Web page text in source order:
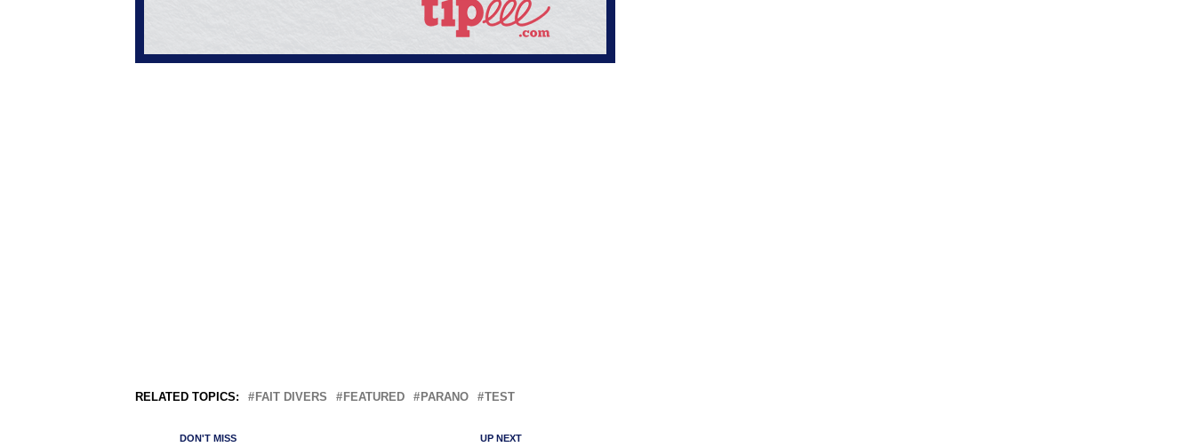
RELATED TOPICS: FAIT DIVERS FEATURED PARANO TEST
UP NEXT
DON'T MISS